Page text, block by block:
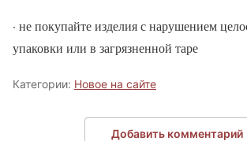
· не покупайте изделия с нарушением
упаковки или в загрязненной таре
Категории: Новое на сайте
Добавить комментарий